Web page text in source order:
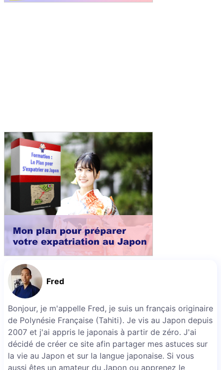
Fred
Bonjour, je m'appelle Fred, je suis un français originaire
de Polynésie Française (Tahiti). Je vis au Japon depuis
2007 et j'ai appris le japonais à partir de zéro. J'ai
décidé de créer ce site afin partager mes astuces sur
la vie au Japon et sur la langue japonaise. Si vous
aussi êtes un amateur du Japon ou apprenez le